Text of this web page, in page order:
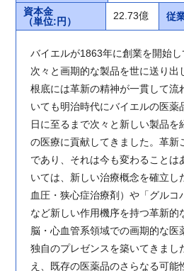
資本金
（単位:円）
22.73億 従
バイエルが1863年に創業を開始し
次々と画期的な製品を世に送り出
根底には革新の精神が一貫して流
いても明治時代にバイエルの医薬
日に至るまで次々と新しい製品を
の医療に貢献してきました。革新
であり、それは今も変わることは
いては、新しい治療概念を確立し
血圧・狭心症治療剤）や「グルコ
など新しい作用機序を持つ革新的
脳・心血管系領域での画期的な医
独自のプレゼンスを築いてきまし
え、既存の医薬品のさらなる可能